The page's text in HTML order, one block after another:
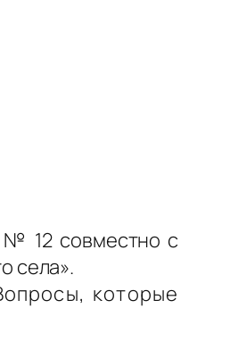
№ 12 совместно с
села».
которые